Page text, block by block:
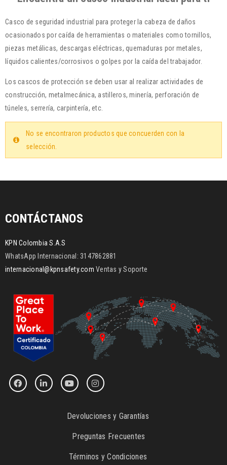
Casco de seguridad industrial para proteger la cabeza de daños
ocasionados por caída de herramientas o materiales como tornillos,
piezas metálicas, descargas eléctricas, quemaduras por metales,
líquidos calientes/corrosivos o golpes por la caída del trabajador.
Los cascos de protección se deben usar al realizar actividades de
construcción, metalmecánica, astilleros, minería, perforación de
túneles, serrería, carpintería, etc.
No se encontraron productos que concuerden con la
selección.
CONTÁCTANOS
KPN Colombia S.A.S
WhatsApp Internacional: 3147862881
internacional@kpnsafety.com Ventas y Soporte
Devoluciones y Garantías
Preguntas Frecuentes
Términos y Condiciones